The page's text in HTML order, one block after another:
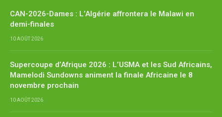
CAN-2026-Dames : L’Algérie affrontera le Malawi en
demi-finales
10 AOÛT 2026
Supercoupe d’Afrique 2026 : L’USMA et les Sud Africains,
Mamelodi Sundowns animent la finale Africaine le 8
novembre prochain
10 AOÛT 2026